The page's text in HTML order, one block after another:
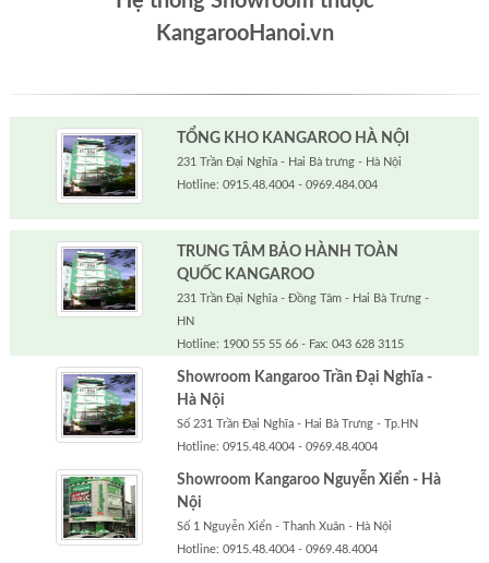
KangarooHanoi.vn
TỔNG KHO KANGAROO HÀ NỘI
231 Trần Đại Nghĩa - Hai Bà trưng - Hà Nội
Hotline: 0915.48.4004 - 0969.484.004
TRUNG TÂM BẢO HÀNH TOÀN
QUỐC KANGAROO
231 Trần Đại Nghĩa - Đồng Tâm - Hai Bà Trưng -
HN
Hotline: 1900 55 55 66 - Fax: 043 628 3115
Showroom Kangaroo Trần Đại Nghĩa -
Hà Nội
Số 231 Trần Đại Nghĩa - Hai Bà Trưng - Tp.HN
Hotline: 0915.48.4004 - 0969.48.4004
Showroom Kangaroo Nguyễn Xiển - Hà
Nội
Số 1 Nguyễn Xiển - Thanh Xuân - Hà Nội
Hotline: 0915.48.4004 - 0969.48.4004